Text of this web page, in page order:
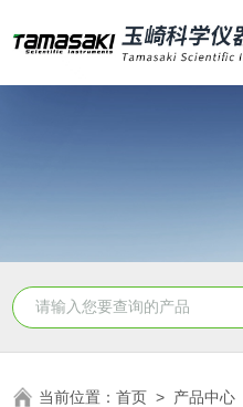
当前位置：首页 > 产品中心